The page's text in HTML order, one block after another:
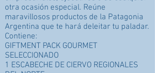
otra ocasión especial. Reúne
maravillosos productos de la Patagonia
Argentina que te hará deleitar tu paladar.
Contiene:
GIFTMENT PACK GOURMET
SELECCIONADO
1 ESCABECHE DE CIERVO REGIONALES